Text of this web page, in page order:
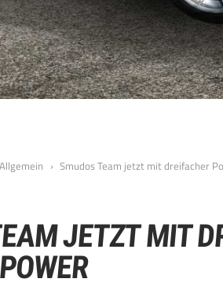
Allgemein Smudos Team jetzt mit dreifacher
JETZT MIT